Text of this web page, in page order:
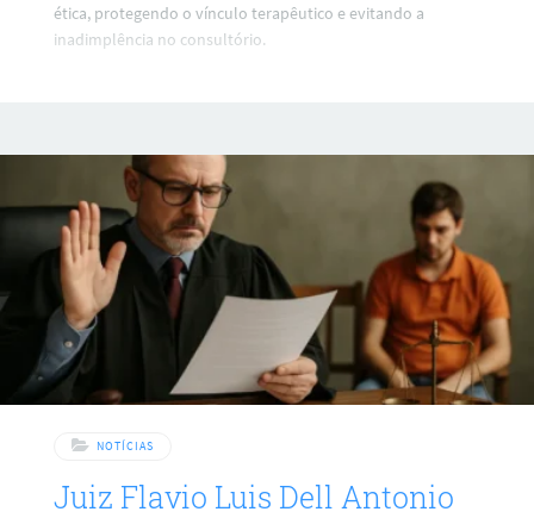
ética, protegendo o vínculo terapêutico e evitando a
inadimplência no consultório.
NOTÍCIAS
Juiz Flavio Luis Dell Antonio